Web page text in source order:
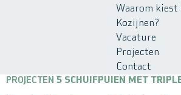
Waarom kiest
Kozijnen?
Vacature
Projecten
Contact
PROJECTEN 5 SCHUIFPUIEN MET